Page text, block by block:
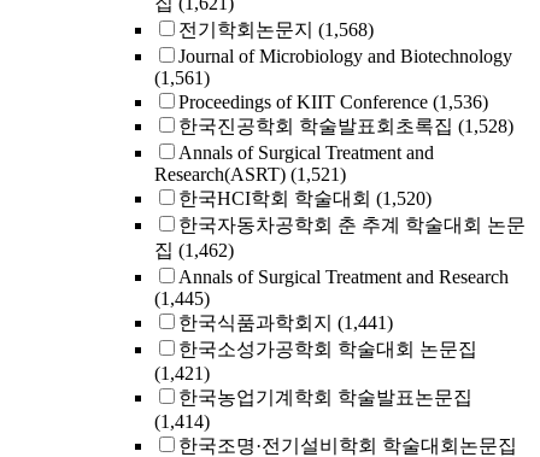
전기학회논문지 (1,568)
Journal of Microbiology and Biotechnology
(1,561)
Proceedings of KIIT Conference (1,536)
한국진공학회 학술발표회초록집 (1,528)
Annals of Surgical Treatment and
Research(ASRT) (1,521)
한국HCI학회 학술대회 (1,520)
한국자동차공학회 춘 추계 학술대회 논문
집 (1,462)
Annals of Surgical Treatment and Research
(1,445)
한국식품과학회지 (1,441)
한국소성가공학회 학술대회 논문집
(1,421)
한국농업기계학회 학술발표논문집
(1,414)
한국조명·전기설비학회 학술대회논문집